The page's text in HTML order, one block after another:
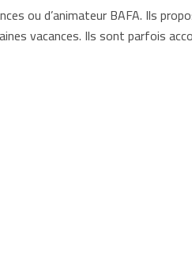
ou d’animateur BAFA. Ils
vacances. Ils sont parfois